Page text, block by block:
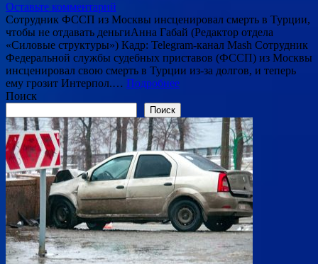
Оставьте комментарий
Сотрудник ФССП из Москвы инсценировал смерть в Турции,
чтобы не отдавать деньгиАнна Габай (Редактор отдела
«Силовые структуры») Кадр: Telegram-канал Mash Сотрудник
Федеральной службы судебных приставов (ФССП) из Москвы
инсценировал свою смерть в Турции из-за долгов, и теперь
ему грозит Интерпол.… Подробнее
Поиск
Поиск